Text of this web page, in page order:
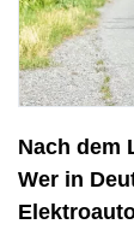
Nach dem
Wer in